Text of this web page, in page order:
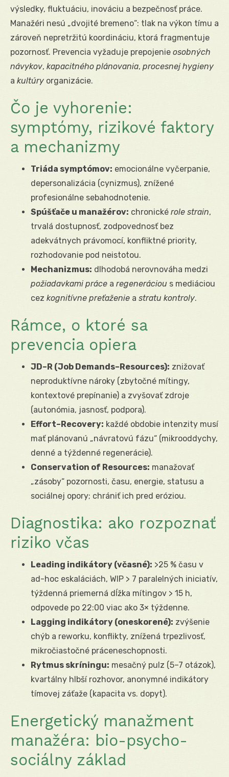
výsledky, fluktuáciu, inováciu a bezpečnosť práce.
Manažéri nesú „dvojité bremeno“: tlak na výkon tímu a
zároveň nepretržitú koordináciu, ktorá fragmentuje
pozornosť. Prevencia vyžaduje prepojenie osobných
návykov, kapacitného plánovania, procesnej hygieny
a kultúry organizácie.
Čo je vyhorenie:
symptómy, rizikové faktory
a mechanizmy
Triáda symptómov: emocionálne vyčerpanie,
depersonalizácia (cynizmus), znížené
profesionálne sebahodnotenie.
Spúšťače u manažérov: chronické role strain,
trvalá dostupnosť, zodpovednosť bez
adekvátnych právomocí, konfliktné priority,
rozhodovanie pod neistotou.
Mechanizmus: dlhodobá nerovnováha medzi
požiadavkami práce a regeneráciou s mediáciou
cez kognitívne preťaženie a stratu kontroly.
Rámce, o ktoré sa
prevencia opiera
JD–R (Job Demands–Resources): znižovať
neproduktívne nároky (zbytočné mítingy,
kontextové prepínanie) a zvyšovať zdroje
(autonómia, jasnosť, podpora).
Effort–Recovery: každé obdobie intenzity musí
mať plánovanú „návratovú fázu“ (mikrooddychy,
denné a týždenné regenerácie).
Conservation of Resources: manažovať
„zásoby“ pozornosti, času, energie, statusu a
sociálnej opory; chrániť ich pred eróziou.
Diagnostika: ako rozpoznať
riziko včas
Leading indikátory (včasné): >25 % času v
ad-hoc eskaláciách, WIP > 7 paralelných iniciatív,
týždenná priemerná dĺžka mítingov > 15 h,
odpovede po 22:00 viac ako 3× týždenne.
Lagging indikátory (oneskorené): zvýšenie
chýb a reworku, konflikty, znížená trpezlivosť,
mikročiastočné práceneschopnosti.
Rytmus skríningu: mesačný pulz (5–7 otázok),
kvartálny hlbší rozhovor, anonymné indikátory
tímovej záťaže (kapacita vs. dopyt).
Energetický manažment
manažéra: bio-psycho-
sociálny základ